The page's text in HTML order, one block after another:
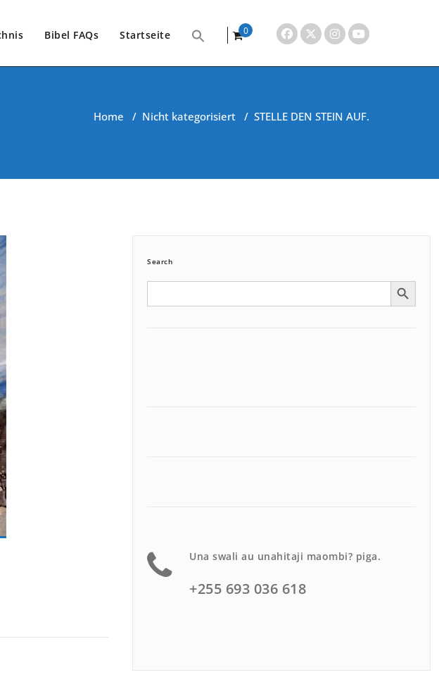
Bibel FAQs Startseite
0
Home / Nicht kategorisiert / STELLE DEN STEIN AUF.
Search
Search Search Button
Una swali au unahitaji maombi? piga.
+255 693 036 618